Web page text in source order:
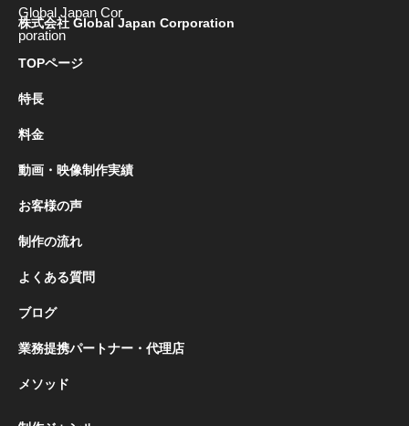
株式会社 Global Japan Corporation
TOPページ
特長
料金
動画・映像制作実績
お客様の声
制作の流れ
よくある質問
ブログ
業務提携パートナー・代理店
メソッド